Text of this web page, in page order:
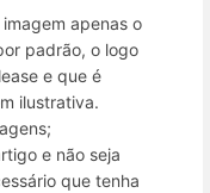
apenas o
padrão, o logo
e que é
ilustrativa.
e não seja
que tenha